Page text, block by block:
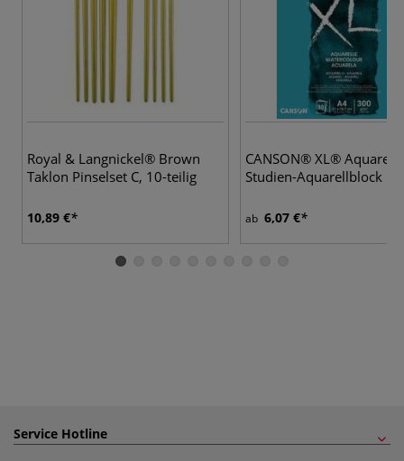
Royal & Langnickel® Brown
Taklon Pinselset C, 10-teilig
10,89 €
CANSON® XL® Aquarelle
Studien-Aquarellblock
ab 6,07 €
Service Hotline